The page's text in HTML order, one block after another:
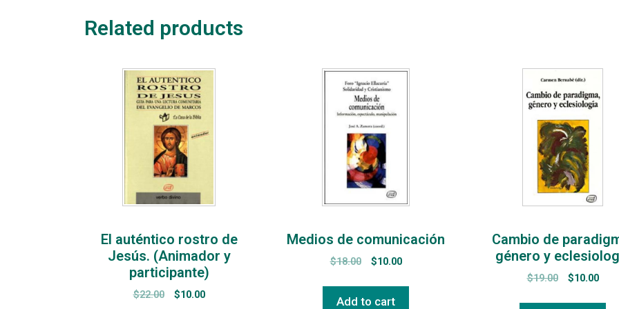
Related products
El auténtico rostro de
Jesús. (Animador y
participante)
$22.00 $10.00
Medios de comunicación
$18.00 $10.00
Add to cart
Cambio de
género y
$19.00 $10.00